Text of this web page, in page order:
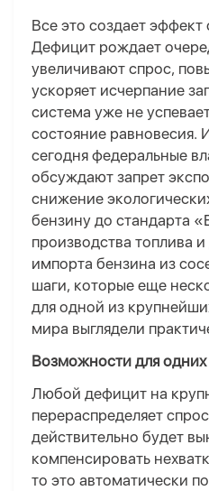
Все это создает
Дефицит рождает
увеличивают спрос,
ускоряет исчерпание
система уже не
состояние равновесия.
сегодня федеральные
обсуждают запрет
снижение
бензину до стандарта
производства топлива
импорта бензина из
шаги, которые еще
для одной из
мира выглядели
Возможности для
Любой дефицит на
перераспределяет
действительно будет
компенсировать
то это автоматически